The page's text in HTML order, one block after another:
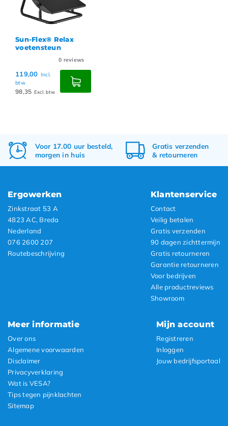
Sun-Flex® Relax
voetensteun
0 reviews
119,00 Incl.
btw
98,35 Excl. btw
Voor 17.00 uur besteld,
morgen in huis
Gratis verzenden
& retourneren
Ergowerken
Zinkstraat 53 A
4823 AC, Breda
Nederland
076 2600 207
Routebeschrijving
Klantenservice
Contact
Veilig betalen
Gratis verzenden
90 dagen zichttermijn
Gratis retourneren
Garantie retourneren
Voor bedrijven
Alle productreviews
Showroom
Meer informatie
Over ons
Algemene voorwaarden
Disclaimer
Privacyverklaring
Wat is VESA?
Tips tegen pijnklachten
Sitemap
Mijn account
Registreren
Inloggen
Jouw bedrijfsportaal